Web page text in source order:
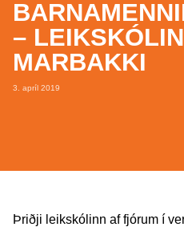
–
MARBAKKI
3. apríl 2019
Þriðji leikskólinn af fjórum í